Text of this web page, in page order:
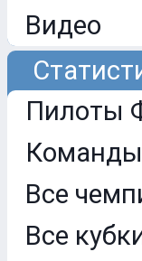
Видео
Пилоты
Все
Все